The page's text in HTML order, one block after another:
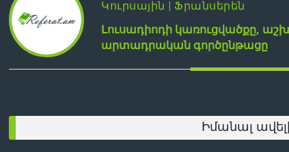
Կուրսային | Ֆրանսերեն
Լուսադիոդի կառուցվածքը,
արտադրական գործընթացը
Իմանալ